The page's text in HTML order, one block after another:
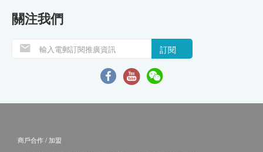
關注我們
訂閱
商戶合作 / 加盟